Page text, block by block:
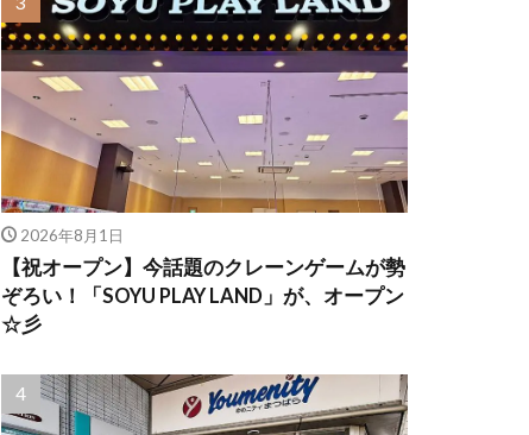
2026年8月1日
【祝オープン】今話題のクレーンゲームが勢
ぞろい！「SOYU PLAY LAND」が、オープン
☆彡